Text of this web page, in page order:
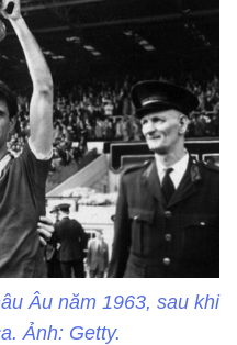
Âu năm 1963, sau khi
Ảnh: Getty.